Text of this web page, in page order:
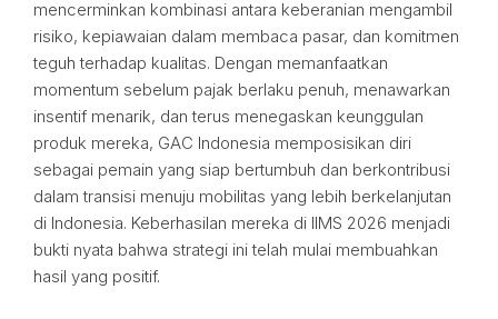
mencerminkan kombinasi antara keberanian mengambil
risiko, kepiawaian dalam membaca pasar, dan komitmen
teguh terhadap kualitas. Dengan memanfaatkan
momentum sebelum pajak berlaku penuh, menawarkan
insentif menarik, dan terus menegaskan keunggulan
produk mereka, GAC Indonesia memposisikan diri
sebagai pemain yang siap bertumbuh dan berkontribusi
dalam transisi menuju mobilitas yang lebih berkelanjutan
di Indonesia. Keberhasilan mereka di IIMS 2026 menjadi
bukti nyata bahwa strategi ini telah mulai membuahkan
hasil yang positif.